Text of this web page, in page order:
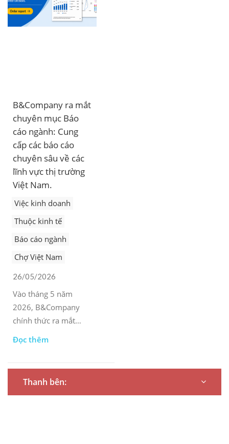
B&Company ra mắt
chuyên mục Báo
cáo ngành: Cung
cấp các báo cáo
chuyên sâu về các
lĩnh vực thị trường
Việt Nam.
Việc kinh doanh
Thuộc kinh tế
Báo cáo ngành
Chợ Việt Nam
26/05/2026
Vào tháng 5 năm
2026, B&Company
chính thức ra mắt
chuyên mục Báo cáo
Ngành mới trên
ngành có cấu trúc
Đọc thêm
Thanh bên: